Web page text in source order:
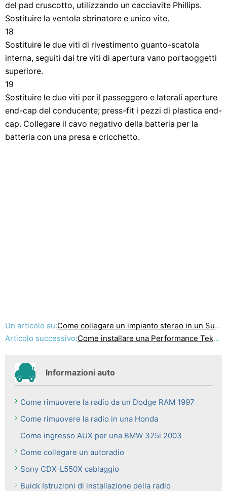
del pad cruscotto, utilizzando un cacciavite Phillips.
Sostituire la ventola sbrinatore e unico vite.
18
Sostituire le due viti di rivestimento guanto-scatola
interna, seguiti dai tre viti di apertura vano portaoggetti
superiore.
19
Sostituire le due viti per il passeggero e laterali aperture
end-cap del conducente; press-fit i pezzi di plastica end-
cap. Collegare il cavo negativo della batteria per la
batteria con una presa e cricchetto.
Un articolo su:Come collegare un impianto stereo in un Suburban
Articolo successivo:Come installare una Performance Teknique ICBM-771 Amplificatore stereo
Informazioni auto
Come rimuovere la radio da un Dodge RAM 1997
Come rimuovere la radio in una Honda
Come ingresso AUX per una BMW 325i 2003
Come collegare un autoradio
Sony CDX-L550X cablaggio
Buick Istruzioni di installazione della radio